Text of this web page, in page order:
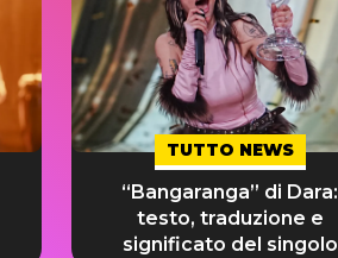
TUTTO NEWS
“Bangaranga” di Dara:
testo, traduzione e
significato del singolo